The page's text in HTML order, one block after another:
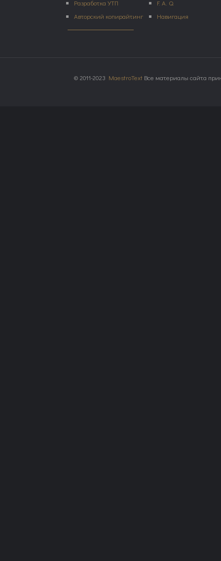
Разработка УТП
Авторский копирайтинг
F. A. Q.
Навигация
© 2011-2023 MaestroTextВсе материалы сайта